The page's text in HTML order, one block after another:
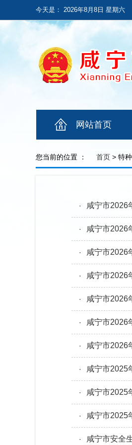
今天是： 2026年8月8日 星期六
网站首页
您当前的位置 ： 首页 > 特
· 咸宁市2026
· 咸宁市2026
· 咸宁市2026
· 咸宁市2026
· 咸宁市2026
· 咸宁市2026
· 咸宁市2026
· 咸宁市2025
· 咸宁市2025
· 咸宁市2025
· 咸宁市安全